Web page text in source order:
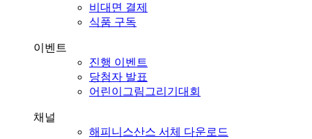
비대면 결제
식품 구독
이벤트
진행 이벤트
당첨자 발표
어린이그림그리기대회
채널
해피니스산스 서체 다운로드